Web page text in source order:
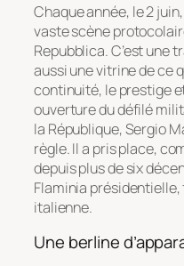
Chaque année, le 2
vaste scène
Repubblica. C’est une
aussi une vitrine de ce
continuité, le prestige
ouverture du défilé
la République, Sergio
règle. Il a pris place,
depuis plus de six
Flaminia présidentielle,
italienne.
Une berline